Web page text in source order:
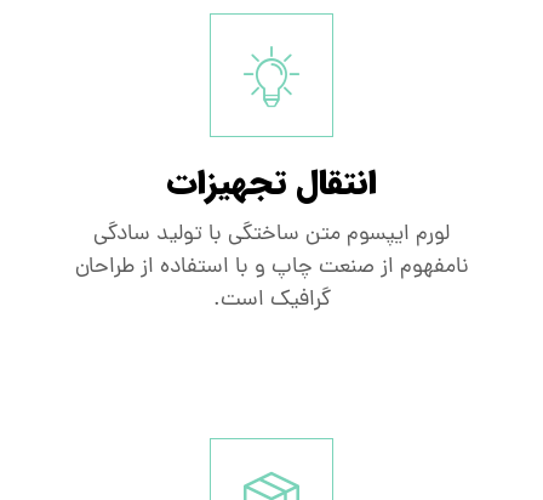
انتقال تجهیزات
لورم ایپسوم متن ساختگی با تولید سادگی
نامفهوم از صنعت چاپ و با استفاده از طراحان
گرافیک است.